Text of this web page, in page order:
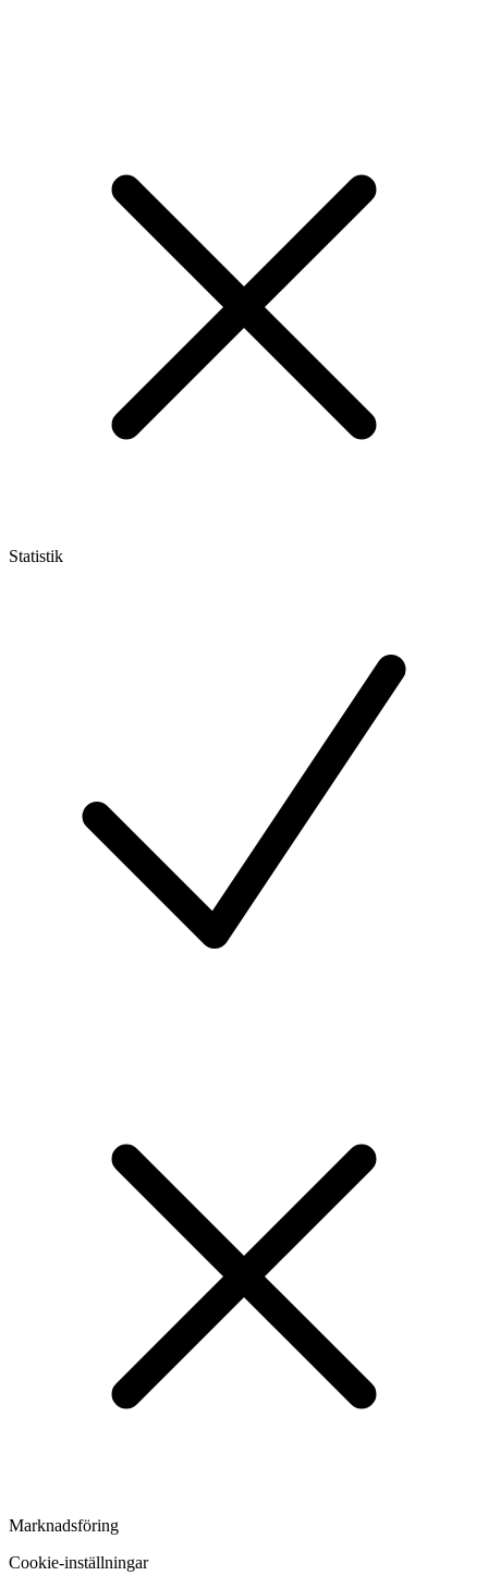
Statistik
Marknadsföring
Cookie-inställningar